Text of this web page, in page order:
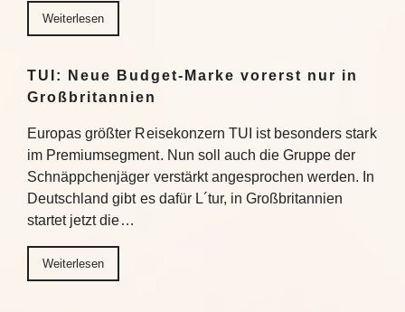
Weiterlesen
TUI: Neue Budget-Marke vorerst nur in
Großbritannien
Europas größter Reisekonzern TUI ist besonders stark
im Premiumsegment. Nun soll auch die Gruppe der
Schnäppchenjäger verstärkt angesprochen werden. In
Deutschland gibt es dafür L´tur, in Großbritannien
startet jetzt die…
Weiterlesen